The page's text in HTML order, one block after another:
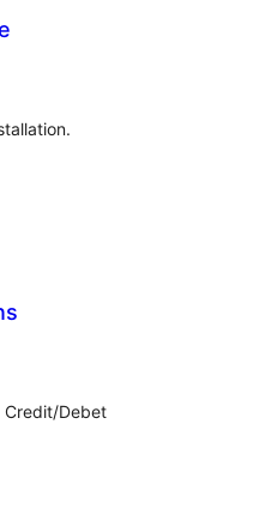
Credit/Debet